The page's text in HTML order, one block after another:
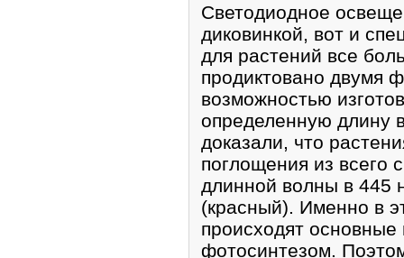
Светодиодное
диковинкой, вот и
для растений все
продиктовано двумя
возможностью
определенную длину
доказали, что
поглощения из всего
длинной волны в 445
(красный). Именно в
происходят
фотосинтезом.